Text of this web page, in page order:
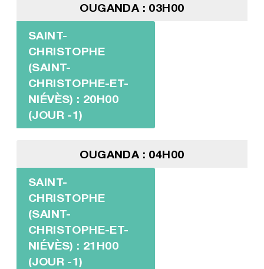
OUGANDA : 03H00
SAINT-
CHRISTOPHE
(SAINT-
CHRISTOPHE-ET-
NIÉVÈS) : 20H00
(JOUR -1)
OUGANDA : 04H00
SAINT-
CHRISTOPHE
(SAINT-
CHRISTOPHE-ET-
NIÉVÈS) : 21H00
(JOUR -1)